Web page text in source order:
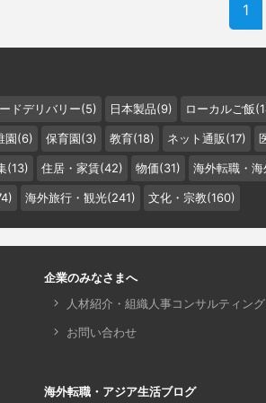
1
ドデリバリー(5) 日本製品(9) ローカルご飯
園(6) 保育園(3) 教育(18) ネット通販(17)
(13) 住居・家賃(42) 物価(31) 海外転職・
海外旅行・観光(241) 文化・宗教(160)
企業のみなさまへ
人材紹介・組織人事コンサルティング
お問い合わせ
海外転職・アジア生活ブログ